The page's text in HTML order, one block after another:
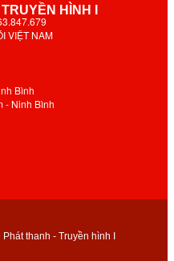
HÌNH I
VIỆT NAM
Bình
- Ninh Bình
thanh - Truyền hình I